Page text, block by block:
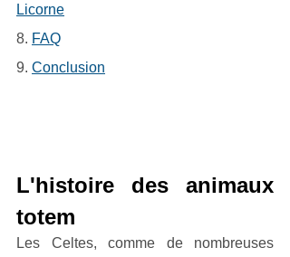
Licorne
8. FAQ
9. Conclusion
L'histoire des animaux
totem
Les Celtes, comme de nombreuses